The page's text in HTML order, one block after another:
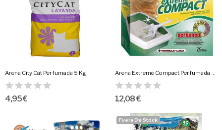
Arena City Cat Perfumada 5 Kg.
4,95 €
Arena Extreme Compact Perfumada 7,5 Lts.
12,08 €
Fuera De Stock